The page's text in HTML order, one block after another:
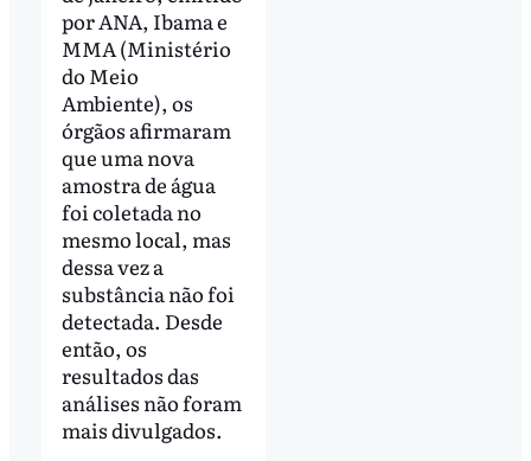
por ANA, Ibama e
MMA (Ministério
do Meio
Ambiente), os
órgãos afirmaram
que uma nova
amostra de água
foi coletada no
mesmo local, mas
dessa vez a
substância não foi
detectada. Desde
então, os
resultados das
análises não foram
mais divulgados.